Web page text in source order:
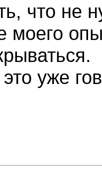
что не
моего
уже